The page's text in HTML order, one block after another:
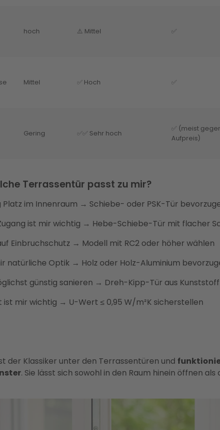
hoch ⚠️ Mittel ✅
Mittel ✅ Hoch ✅
Gering ✅✅ Sehr hoch
✅ (meist
Aufpreis)
Terrassentür passt zu mir?
Platz im Innenraum → Schiebe- oder PSK-Tür
ist mir wichtig → Hebe-Schiebe-Tür mit flacher
Einbruchschutz → Modell mit RC2 oder höher wählen
natürliche Optik → Holz oder Holz-Aluminium
günstig sanieren → Dreh-Kipp-Tür aus
ist mir wichtig → U-Wert ≤ 0,95 W/m²K sicherstellen
der Klassiker unter den Terrassentüren und
. Sie lässt sich sowohl in den Raum hinein öffnen